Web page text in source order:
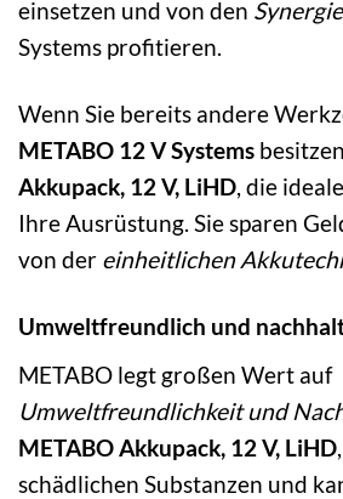
einsetzen und von den
Systems profitieren.
Wenn Sie bereits andere
METABO 12 V Systems
Akkupack, 12 V, LiHD, die
Ihre Ausrüstung. Sie sparen
von der einheitlichen
Umweltfreundlich und
METABO legt großen Wert auf
Umweltfreundlichkeit und
METABO Akkupack, 12 V, LiHD
schädlichen Substanzen und